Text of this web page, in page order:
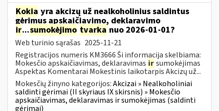
Kokia yra akcizų už nealkoholinius saldintus
gėrimus apskaičiavimo, deklaravimo
ir...sumokėjimo tvarka nuo 2026-01-01?
Web turinio sąrašas 2025-11-21
Registracijos numeris KM3666 Ši informacija skelbiama:
Mokesčio apskaičiavimas, deklaravimas irsumokėjimas
Aspektas Komentarai Mokestinis laikotarpis Akcizų už...
Mokesčių žinyno kategorijos:Akcizai » Nealkoholiniai
saldinti gėrimai (II skyriaus IX skirsnis) » Mokesčio
apskaičiavimas, deklaravimas ir sumokėjimas (saldinti
gėrimai)